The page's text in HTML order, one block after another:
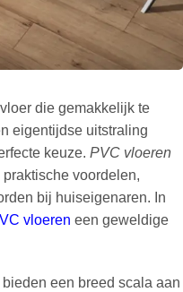
die gemakkelijk te
eigentijdse uitstraling
keuze. PVC vloeren
voordelen,
bij huiseigenaren. In
vloeren een geweldige
een breed scala aan